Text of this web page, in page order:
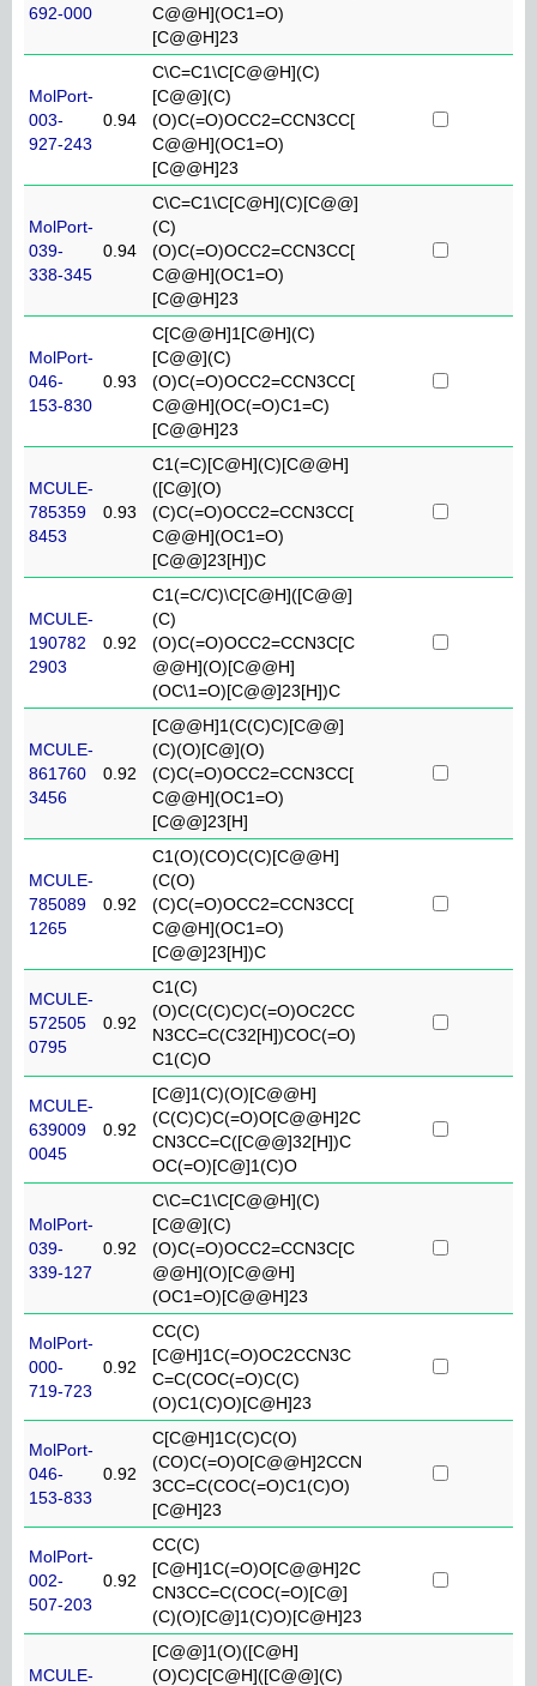
692-000
C@@H](OC1=O)
[C@@H]23
MolPort-
003-
927-243
0.94
C\C=C1\C[C@@H](C)
[C@@](C)
(O)C(=O)OCC2=CCN3CC[
C@@H](OC1=O)
[C@@H]23
MolPort-
039-
338-345
0.94
C\C=C1\C[C@H](C)[C@@]
(C)
(O)C(=O)OCC2=CCN3CC[
C@@H](OC1=O)
[C@@H]23
MolPort-
046-
153-830
0.93
C[C@@H]1[C@H](C)
[C@@](C)
(O)C(=O)OCC2=CCN3CC[
C@@H](OC(=O)C1=C)
[C@@H]23
MCULE-
785359
8453
0.93
C1(=C)[C@H](C)[C@@H]
([C@](O)
(C)C(=O)OCC2=CCN3CC[
C@@H](OC1=O)
[C@@]23[H])C
MCULE-
190782
2903
0.92
C1(=C/C)\C[C@H]([C@@]
(C)
(O)C(=O)OCC2=CCN3C[C
@@H](O)[C@@H]
(OC\1=O)[C@@]23[H])C
MCULE-
861760
3456
0.92
[C@@H]1(C(C)C)[C@@]
(C)(O)[C@](O)
(C)C(=O)OCC2=CCN3CC[
C@@H](OC1=O)
[C@@]23[H]
MCULE-
785089
1265
0.92
C1(O)(CO)C(C)[C@@H]
(C(O)
(C)C(=O)OCC2=CCN3CC[
C@@H](OC1=O)
[C@@]23[H])C
MCULE-
572505
0795
0.92
C1(C)
(O)C(C(C)C)C(=O)OC2CC
N3CC=C(C32[H])COC(=O)
C1(C)O
MCULE-
639009
0045
0.92
[C@]1(C)(O)[C@@H]
(C(C)C)C(=O)O[C@@H]2C
CN3CC=C([C@@]32[H])C
OC(=O)[C@]1(C)O
MolPort-
039-
339-127
0.92
C\C=C1\C[C@@H](C)
[C@@](C)
(O)C(=O)OCC2=CCN3C[C
@@H](O)[C@@H]
(OC1=O)[C@@H]23
MolPort-
000-
719-723
0.92
CC(C)
[C@H]1C(=O)OC2CCN3C
C=C(COC(=O)C(C)
(O)C1(C)O)[C@H]23
MolPort-
046-
153-833
0.92
C[C@H]1C(C)C(O)
(CO)C(=O)O[C@@H]2CCN
3CC=C(COC(=O)C1(C)O)
[C@H]23
MolPort-
002-
507-203
0.92
CC(C)
[C@H]1C(=O)O[C@@H]2C
CN3CC=C(COC(=O)[C@]
(C)(O)[C@]1(C)O)[C@H]23
MCULE-
[C@@]1(O)([C@H]
(O)C)C[C@H]([C@@](C)